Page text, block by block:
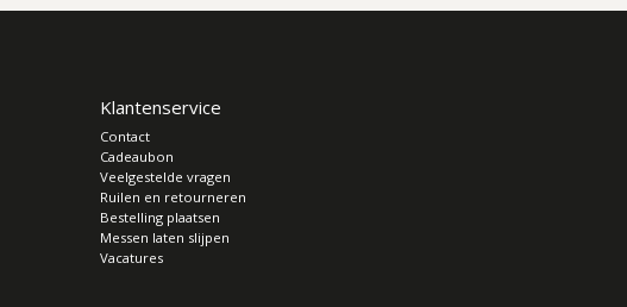
Klantenservice
Contact
Cadeaubon
Veelgestelde vragen
Ruilen en retourneren
Bestelling plaatsen
Messen laten slijpen
Vacatures